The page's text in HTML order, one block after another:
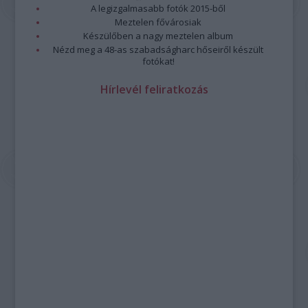
A legizgalmasabb fotók 2015-ből
Meztelen fővárosiak
Készülőben a nagy meztelen album
Nézd meg a 48-as szabadságharc hőseiről készült
fotókat!
Hírlevél feliratkozás